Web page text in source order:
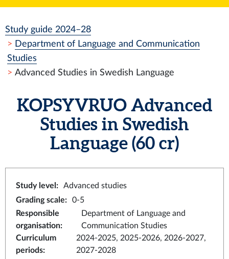
Study guide 2024–28
Department of Language and Communication
Studies
Advanced Studies in Swedish Language
KOPSYVRUO Advanced
Studies in Swedish
Language (60 cr)
Study level :
Advanced studies
Grading scale:
0-5
Responsible
organisation:
Department of Language and
Communication Studies
Curriculum
periods:
2024-2025, 2025-2026, 2026-2027,
2027-2028